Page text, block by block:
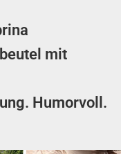
mit
Humorvoll.